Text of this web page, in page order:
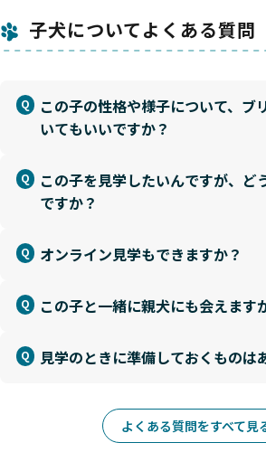
子犬についてよくある質問
この子の性格や様子について、ブ
いてもいいですか？
この子を見学したいんですが、ど
ですか？
オンライン見学もできますか？
この子と一緒に親犬にも会えます
見学のときに準備しておくものは
よくある質問をすべて見